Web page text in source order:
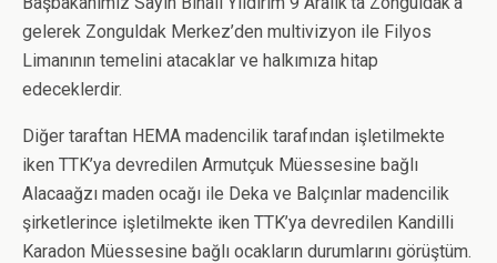
gelerek Zonguldak Merkez’den multivizyon ile Filyos
Limanının temelini atacaklar ve halkımıza hitap
edeceklerdir.
Diğer taraftan HEMA madencilik tarafından işletilmekte
iken TTK’ya devredilen Armutçuk Müessesine bağlı
Alacaağzı maden ocağı ile Deka ve Balçınlar madencilik
şirketlerince işletilmekte iken TTK’ya devredilen Kandilli
Karadon Müessesine bağlı ocakların durumlarını görüştüm.